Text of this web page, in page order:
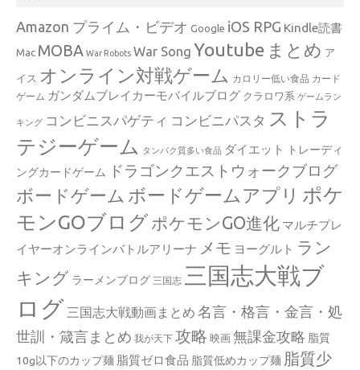
Amazon プライム・ビデオ Google iOS RPG Kindle読書
Mac MOBA War Robots War Song Youtube まとめ ア
イス オンライン対戦ゲーム カロリー低い食品 カード
ゲーム ガンダムブレイカーモバイルブログ クラロワ系 ゲームラン
キング コンビニスパゲティ コンビニパスタ ストラ
テジーゲーム
タンパク質多い食品 ダイエット
トレーディ
ングカードゲーム
ドラゴンクエストウォークブログ
ボードゲーム ボードゲームアプリ ポケ
モンGOブログ ポケモンGO進化 マルチプレ
イヤーオンラインバトルアリーナ メモ ヨーグルト ラン
キング ラーメンブログ 三国志 三国志大戦ブ
ログ 三国志大戦動画まとめ 名言・格言・金言・処
世訓・箴言まとめ 我が天下 攻略 映画 無課金攻略 脂質
10g以下のカップ麺 脂質ゼロ食品 脂質低めカップ麺 脂質少